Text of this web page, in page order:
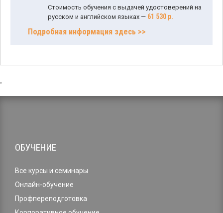
Стоимость обучения с выдачей удостоверений на
русском и английском языках — 61 530 р.
Подробная информация здесь >>
ОБУЧЕНИЕ
Все курсы и семинары
Онлайн-обучение
Профпереподготовка